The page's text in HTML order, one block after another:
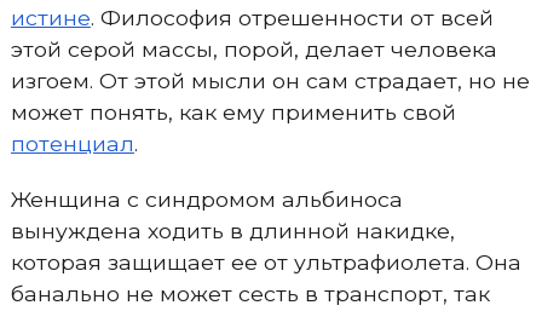
истине. Философия отрешенности от всей
этой серой массы, порой, делает человека
изгоем. От этой мысли он сам страдает, но не
может понять, как ему применить свой
потенциал.
Женщина с синдромом альбиноса
вынуждена ходить в длинной накидке,
которая защищает ее от ультрафиолета. Она
банально не может сесть в транспорт, так